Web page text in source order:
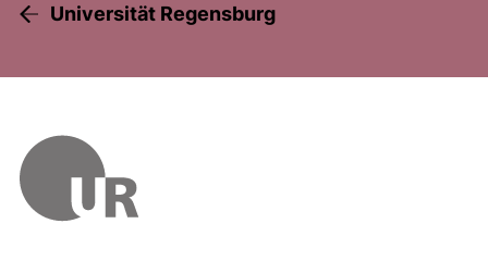
Universität Regensburg